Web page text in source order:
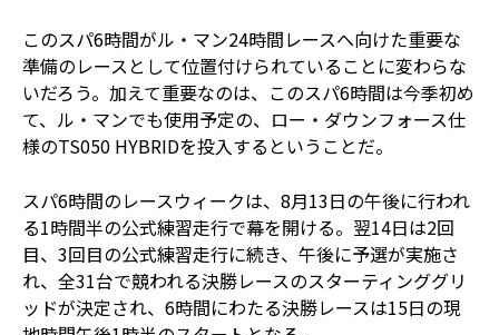
このスパ6時間がル・マン24時間レースへ向けた重要な
準備のレースとして位置付けられていることに変わらな
いだろう。加えて重要なのは、このスパ6時間は今季初め
て、ル・マンでも使用予定の、ロー・ダウンフォース仕
様のTS050 HYBRIDを投入するということだ。
スパ6時間のレースウィークは、8月13日の午後に行われ
る1時間半の公式練習走行で幕を開ける。翌14日は2回
目、3回目の公式練習走行に続き、午後に予選が実施さ
れ、全31台で競われる決勝レースのスターティンググリ
ッドが決定され、6時間にわたる決勝レースは15日の現